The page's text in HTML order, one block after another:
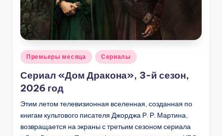
Опубликовано
Премьеры месяца Сериалы
Сериал «Дом Дракона», 3-й сезон,
2026 год
Этим летом телевизионная вселенная, созданная по
книгам культового писателя Джорджа Р. Р. Мартина,
возвращается на экраны с третьим сезоном сериала